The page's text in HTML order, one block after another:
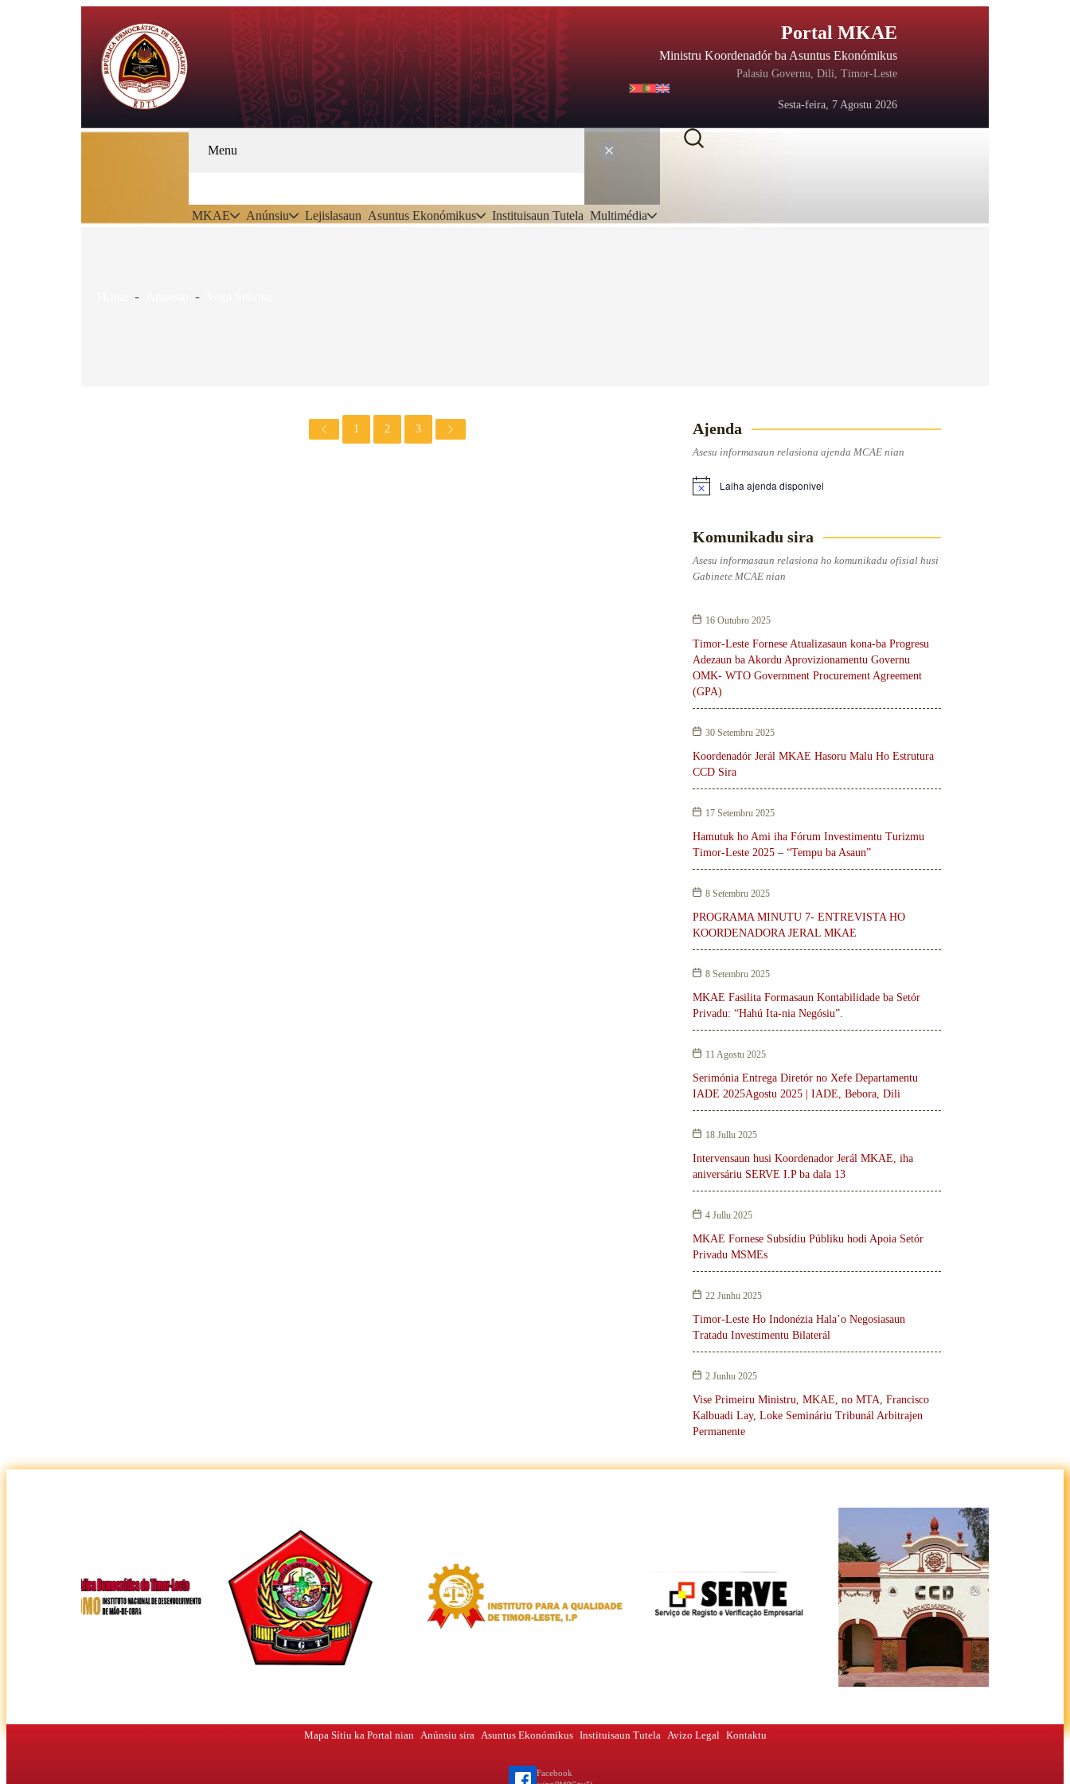
Portal MKAE
Ministru Koordenadór ba Asuntus Ekonómikus
Palasiu Governu, Dili, Timor-Leste
Sesta-feira, 7 Agostu 2026
Menu
MKAE Anúnsiu Lejislasaun Asuntus Ekonómikus Instituisaun Tutela Multimédia
1 2 3 Ajenda
Asesu informasaun relasiona ajenda MCAE nian
Laiha ajenda disponivel
Komunikadu sira
Asesu informasaun relasiona ho komunikadu ofisial husi
Gabinete MCAE nian
16 Outubro 2025
Timor-Leste Fornese Atualizasaun kona-ba Progresu
Adezaun ba Akordu Aprovizionamentu Governu
OMK- WTO Government Procurement Agreement
(GPA)
30 Setembru 2025
Koordenadór Jerál MKAE Hasoru Malu Ho Estrutura
CCD Sira
17 Setembru 2025
Hamutuk ho Ami iha Fórum Investimentu Turizmu
Timor-Leste 2025 – “Tempu ba Asaun”
8 Setembru 2025
PROGRAMA MINUTU 7- ENTREVISTA HO
KOORDENADORA JERAL MKAE
8 Setembru 2025
MKAE Fasilita Formasaun Kontabilidade ba Setór
Privadu: “Hahú Ita-nia Negósiu”.
11 Agostu 2025
Serimónia Entrega Diretór no Xefe Departamentu
IADE 2025Agostu 2025 | IADE, Bebora, Dili
18 Jullu 2025
Intervensaun husi Koordenador Jerál MKAE, iha
aniversáriu SERVE I.P ba dala 13
4 Jullu 2025
MKAE Fornese Subsídiu Públiku hodi Apoia Setór
Privadu MSMEs
22 Junhu 2025
Timor-Leste Ho Indonézia Hala’o Negosiasaun
Tratadu Investimentu Bilaterál
2 Junhu 2025
Vise Primeiru Ministru, MKAE, no MTA, Francisco
Kalbuadi Lay, Loke Semináriu Tribunál Arbitrajen
Permanente
Mapa Sítiu ka Portal nian Anúnsiu sira Asuntus Ekonómikus Instituisaun Tutela Avizo Legal Kontaktu
Facebook